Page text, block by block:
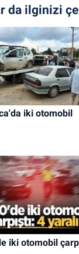
da ilginizi
iki otomobil
iki otomobil